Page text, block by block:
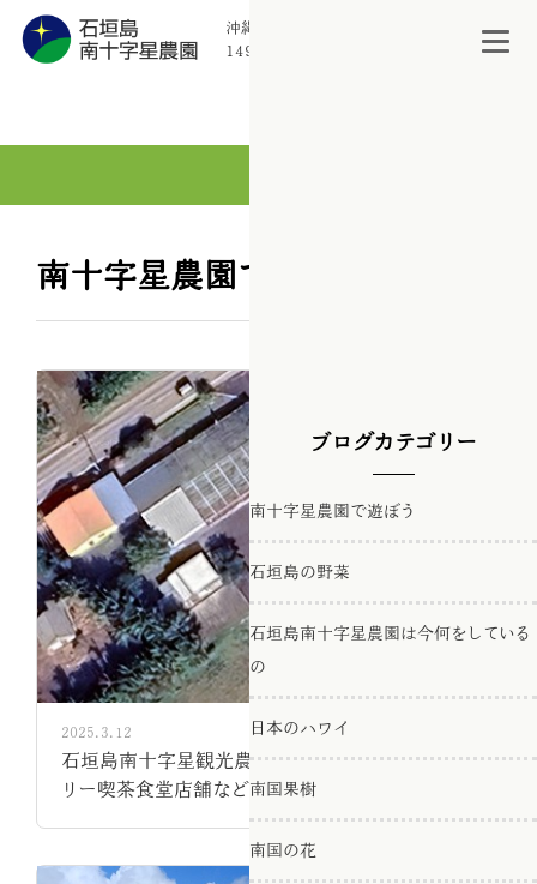
沖縄県石垣市宮良
1494-93
南十字星農園で遊ぼう
2025.3.12
石垣島南十字星観光農園、YAEYAMAパームツ
リー喫茶食堂店舗などの配置
ブログカテゴリー
南十字星農園で遊ぼう
石垣島の野菜
石垣島南十字星農園は今何をしている
の
日本のハワイ
南国果樹
南国の花